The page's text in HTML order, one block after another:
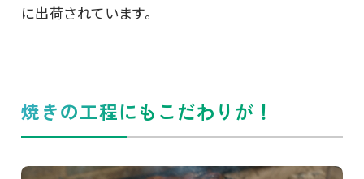
に出荷されています。
焼きの工程にもこだわりが！